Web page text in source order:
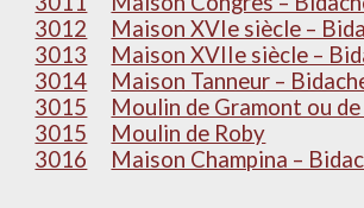
3012
Maison XVIe siècle –
3013
Maison XVIIe siècle –
3014
Maison Tanneur –
3015
Moulin de Gramont ou
3015
Moulin de Roby
3016
Maison Champina –